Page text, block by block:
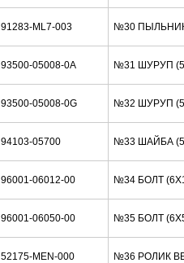
91283-ML7-003 №30 ПЫЛЬНИК
93500-05008-0A №31 ШУРУП
93500-05008-0G №32 ШУРУП
94103-05700 №33 ШАЙБА
96001-06012-00 №34 БОЛТ
96001-06050-00 №35 БОЛТ
52175-MEN-000 №36 РОЛИК